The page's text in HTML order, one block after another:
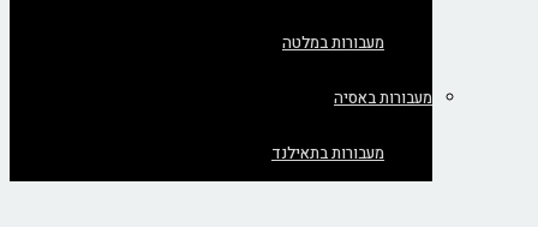
מעבורות במלטה
מעבורות באסיה
מעבורות בתאילנד